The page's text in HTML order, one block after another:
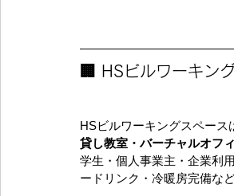
🏢 HSビルワーキン
HSビルワーキングスペース
貸し教室・バーチャルオフ
学生・個人事業主・企業利
ードリンク・冷暖房完備な